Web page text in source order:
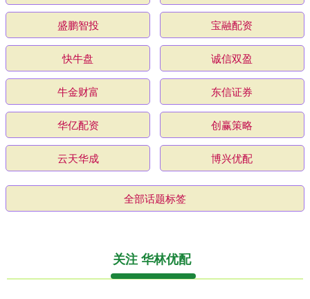
盛鹏智投 宝融配资
快牛盘 诚信双盈
牛金财富 东信证券
华亿配资 创赢策略
云天华成 博兴优配
全部话题标签
关注 华林优配